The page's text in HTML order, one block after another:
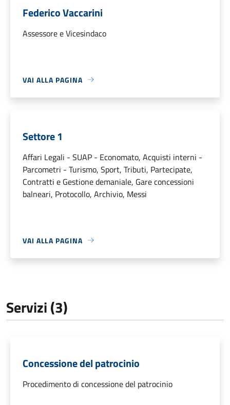
Federico Vaccarini
Assessore e Vicesindaco
VAI ALLA PAGINA
Settore 1
Affari Legali - SUAP - Economato, Acquisti interni -
Parcometri - Turismo, Sport, Tributi, Partecipate,
Contratti e Gestione demaniale, Gare concessioni
balneari, Protocollo, Archivio, Messi
VAI ALLA PAGINA
Servizi (3)
Concessione del patrocinio
Procedimento di concessione del patrocinio